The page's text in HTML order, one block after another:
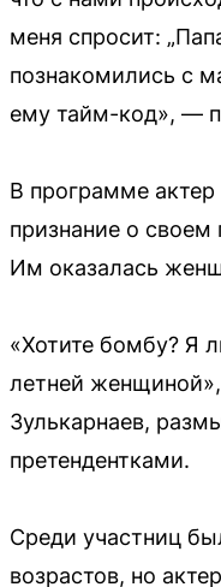
меня спросит:
познакомились с
ему тайм-код», —
В программе
признание о
Им оказалась
«Хотите бомбу? Я
летней
Зулькарнаев,
претендентками.
Среди участниц
возрастов, но